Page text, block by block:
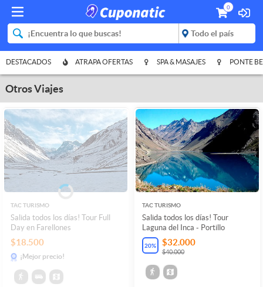
0
DESTACADOS ATRAPA OFERTAS SPA & MASAJES PONTE
Otros Viajes
TAC TURISMO
Salida todos los días! Tour Full
Day en Farellones
$18.500
¡Mejor precio!
TAC TURISMO
Salida todos los días! Tour
Laguna del Inca - Portillo
20% $32.000
$40.000